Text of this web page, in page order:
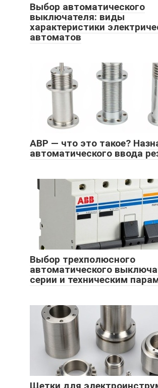
Выбор автоматического
выключателя: виды
характеристики
автоматов
АВР — что это такое?
автоматического ввода
Выбор трехполюсного
автоматического
серии и техническим
Щетки для